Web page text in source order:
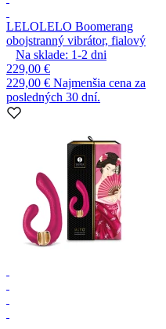
LELOLELO Boomerang
obojstranný vibrátor, fialový
Na sklade: 1-2 dni
229,00 €
229,00 € Najmenšia cena za
posledných 30 dní.